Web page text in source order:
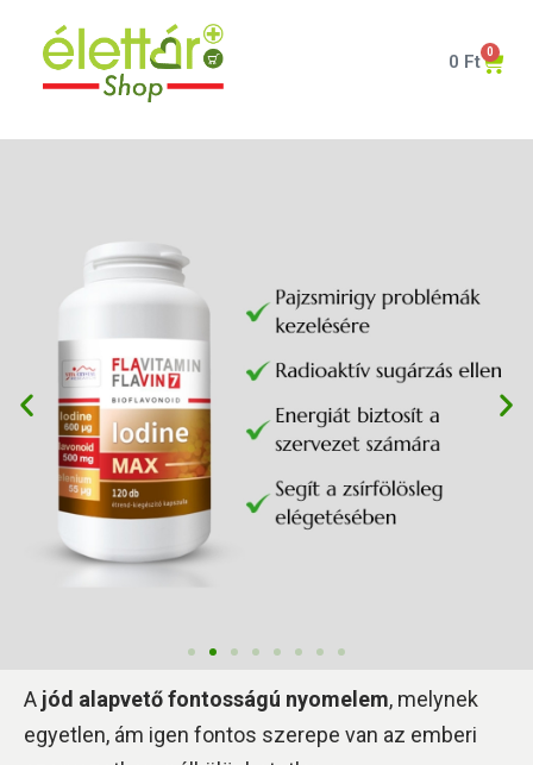
0 Ft 0
A jód alapvető fontosságú nyomelem, melynek
egyetlen, ám igen fontos szerepe van az emberi